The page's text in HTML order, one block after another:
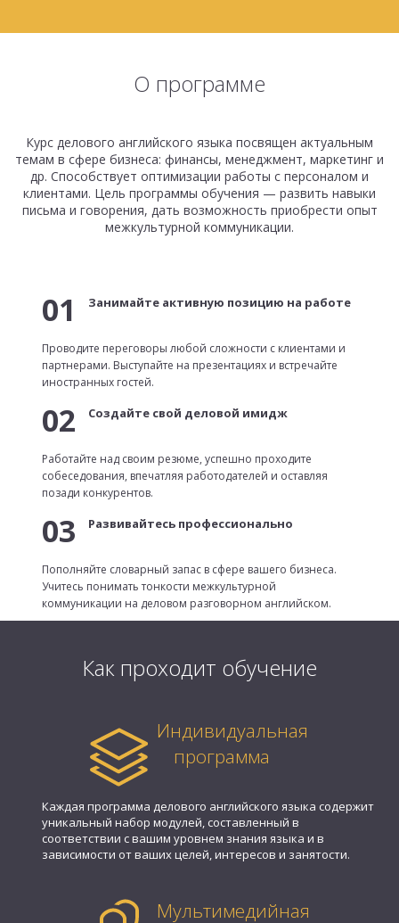
О программе
Курс делового английского языка посвящен актуальным
темам в сфере бизнеса: финансы, менеджмент, маркетинг и
др. Способствует оптимизации работы с персоналом и
клиентами. Цель программы обучения — развить навыки
письма и говорения, дать возможность приобрести опыт
межкультурной коммуникации.
01 Занимайте активную позицию на работе
Проводите переговоры любой сложности с клиентами и
партнерами. Выступайте на презентациях и встречайте
иностранных гостей.
02 Создайте свой деловой имидж
Работайте над своим резюме, успешно проходите
собеседования, впечатляя работодателей и оставляя
позади конкурентов.
03 Развивайтесь профессионально
Пополняйте словарный запас в сфере вашего бизнеса.
Учитесь понимать тонкости межкультурной
коммуникации на деловом разговорном английском.
Как проходит обучение
Индивидуальная
программа
Каждая программа делового английского языка содержит
уникальный набор модулей, составленный в
соответствии с вашим уровнем знания языка и в
зависимости от ваших целей, интересов и занятости.
Мультимедийная